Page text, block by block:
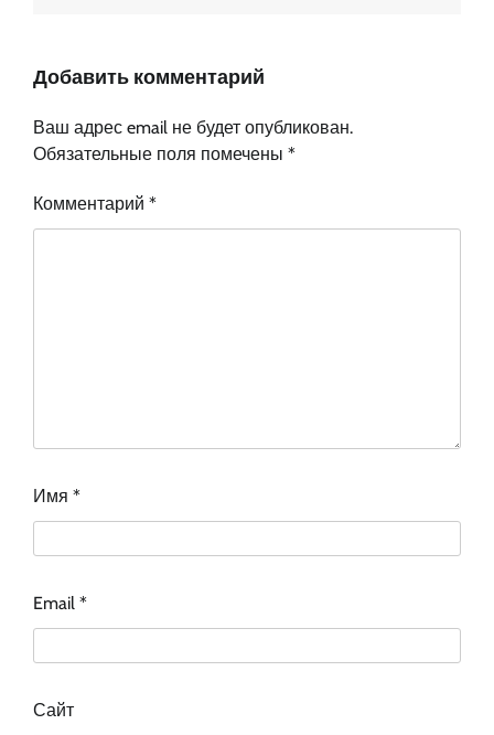
Добавить комментарий
Ваш адрес email не будет опубликован.
Обязательные поля помечены *
Комментарий *
Имя *
Email *
Сайт